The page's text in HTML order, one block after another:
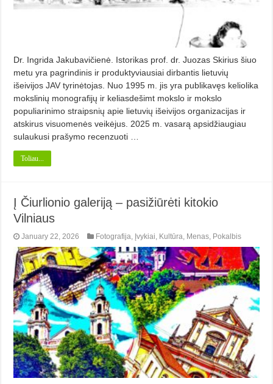
Dr. Ingrida Jakubavičienė. Istorikas prof. dr. Juozas Skirius šiuo
metu yra pagrindinis ir produktyviausiai dirbantis lietuvių
išeivijos JAV tyrinėtojas. Nuo 1995 m. jis yra publikavęs keliolika
mokslinių monografijų ir keliasdešimt mokslo ir mokslo
populiarinimo straipsnių apie lietuvių išeivijos organizacijas ir
atskirus visuomenės veikėjus. 2025 m. vasarą apsidžiaugiau
sulaukusi prašymo recenzuoti …
Toliau...
Į Čiurlionio galeriją – pasižiūrėti kitokio
Vilniaus
January 22, 2026 Fotografija, Įvykiai, Kultūra, Menas, Pokalbis